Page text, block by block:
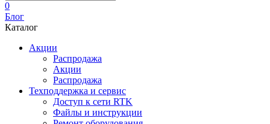
0
Блог
Каталог
Акции
Распродажа
Акции
Распродажа
Техподдержка и сервис
Доступ к сети RTK
Файлы и инструкции